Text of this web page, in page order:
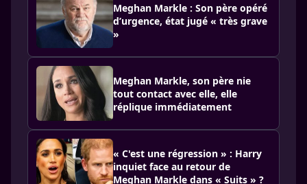
Meghan Markle : Son père opéré
d’urgence, état jugé « très grave
»
Meghan Markle, son père nie
tout contact avec elle, elle
réplique immédiatement
« C'est une régression » : Harry
inquiet face au retour de
Meghan Markle dans « Suits » ?